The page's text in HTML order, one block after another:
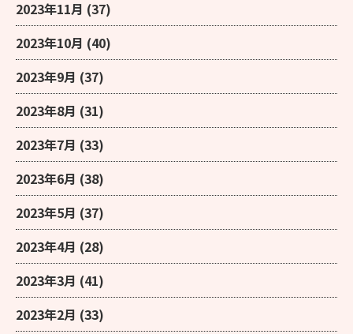
2023年11月 (37)
2023年10月 (40)
2023年9月 (37)
2023年8月 (31)
2023年7月 (33)
2023年6月 (38)
2023年5月 (37)
2023年4月 (28)
2023年3月 (41)
2023年2月 (33)